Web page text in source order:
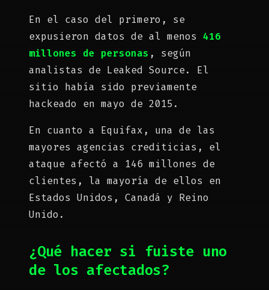
En el caso del primero, se
expusieron datos de al menos 416
millones de personas , según
analistas de Leaked Source. El
sitio había sido previamente
hackeado en mayo de 2015.
En cuanto a Equifax, una de las
mayores agencias crediticias, el
ataque afectó a 146 millones de
clientes, la mayoría de ellos en
Estados Unidos, Canadá y Reino
Unido.
¿Qué hacer si fuiste uno
de los afectados?